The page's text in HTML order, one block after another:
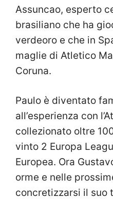
Assuncao, esperto
brasiliano che ha
verdeoro e che in
maglie di Atletico
Coruna.
Paulo è diventato
all’esperienza con
collezionato oltre
vinto 2 Europa
Europea. Ora
orme e nelle
concretizzarsi il suo